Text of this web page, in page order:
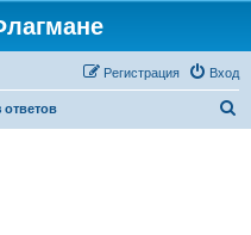
Вход
Регистрация
ответов